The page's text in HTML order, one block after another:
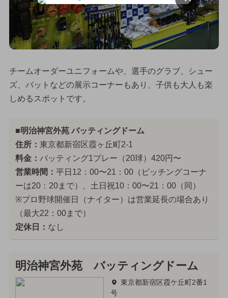
チームオーダーユニフォームや、選手のグラブ、シュー
ズ、バットなどの展示コーナーもあり、子供も大人も楽
しめるスポットです。
■明治神宮外苑 バッティングドーム
住所： 東京都新宿区霞ヶ丘町2-1
料金： バッティング1プレー（20球）420円〜
営業時間： 平日12：00〜21：00（ピッチングコーナ
ーは20：20まで）、土日祝10：00〜21：00（同）
※プロ野球開催日（ナイター）は営業延長の場合あり
（最大22：00まで）
定休日： なし
明治神宮外苑 バッティングドーム
東京都新宿区霞ケ丘町2番1
号